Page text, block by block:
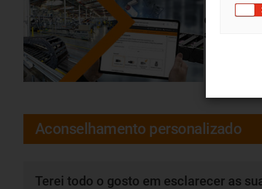
O
articuladas
Aconselhamento personalizado
Terei todo o gosto em esclarecer as